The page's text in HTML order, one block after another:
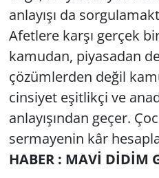
anlayışı da
Afetlere karşı gerçek
kamudan, piyasadan
çözümlerden değil
cinsiyet eşitlikçi ve
anlayışından geçer.
sermayenin kâr
HABER : MAVİ DİDİM